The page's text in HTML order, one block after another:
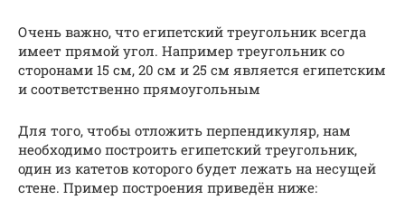
Очень важно, что египетский треугольник всегда
имеет прямой угол. Например треугольник со
сторонами 15 см, 20 см и 25 см является египетским
и соответственно прямоугольным
Для того, чтобы отложить перпендикуляр, нам
необходимо построить египетский треугольник,
один из катетов которого будет лежать на несущей
стене. Пример построения приведён ниже: